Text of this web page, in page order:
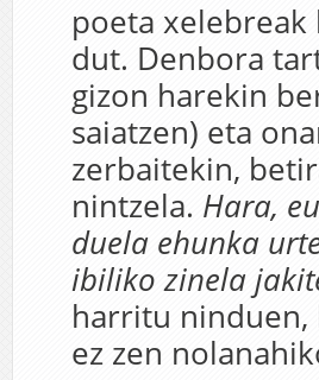
poeta
dut. Denbora
gizon harekin
saiatzen) eta
zerbaitekin,
nintzela. Hara,
duela ehunka
ibiliko zinela
harritu ninduen,
ez zen